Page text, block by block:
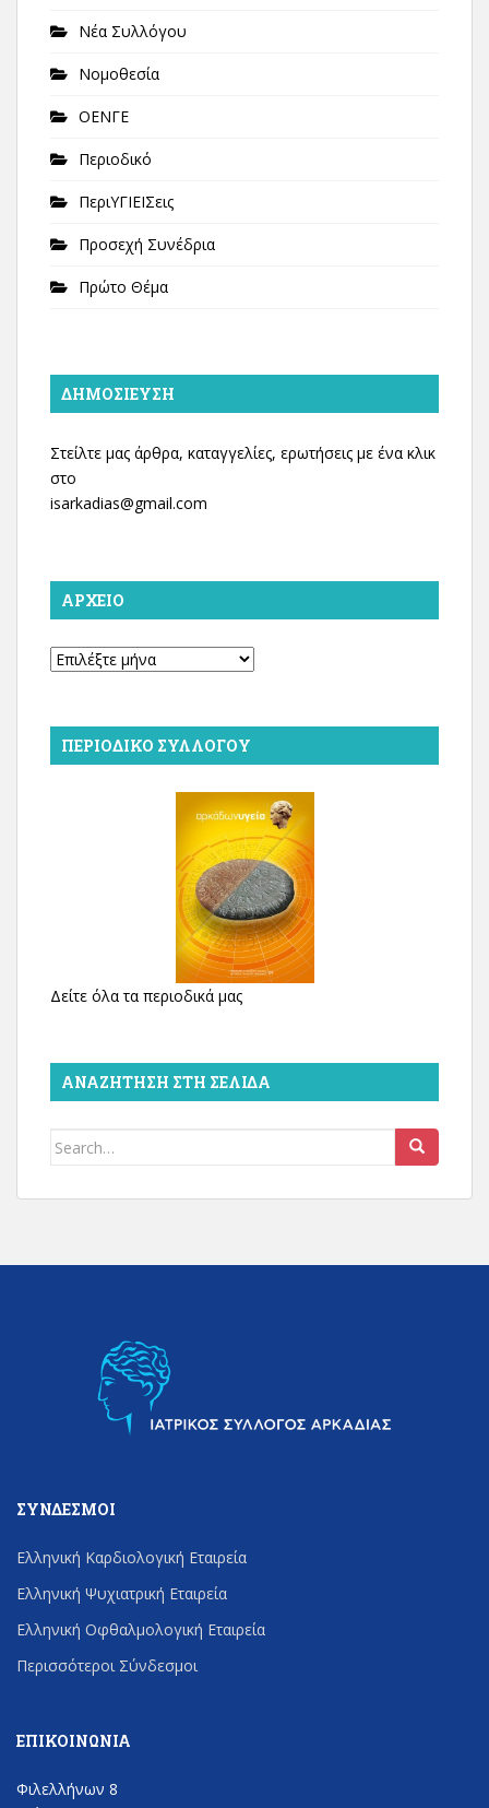
Νέα Συλλόγου
Νομοθεσία
ΟΕΝΓΕ
Περιοδικό
ΠεριΥΓΙΕΙΣεις
Προσεχή Συνέδρια
Πρώτο Θέμα
ΔΗΜΟΣΊΕΥΣΗ
Στείλτε μας άρθρα, καταγγελίες, ερωτήσεις με ένα κλικ
στο
isarkadias@gmail.com
ΑΡΧΕΊΟ
Αρχείο
ΠΕΡΙΟΔΙΚΌ ΣΥΛΛΌΓΟΥ
Δείτε όλα τα περιοδικά μας
ΑΝΑΖΉΤΗΣΗ ΣΤΗ ΣΕΛΊΔΑ
Search
ΣΎΝΔΕΣΜΟΙ
Ελληνική Καρδιολογική Εταιρεία
Ελληνική Ψυχιατρική Εταιρεία
Ελληνική Οφθαλμολογική Εταιρεία
Περισσότεροι Σύνδεσμοι
ΕΠΙΚΟΙΝΩΝΊΑ
Φιλελλήνων 8